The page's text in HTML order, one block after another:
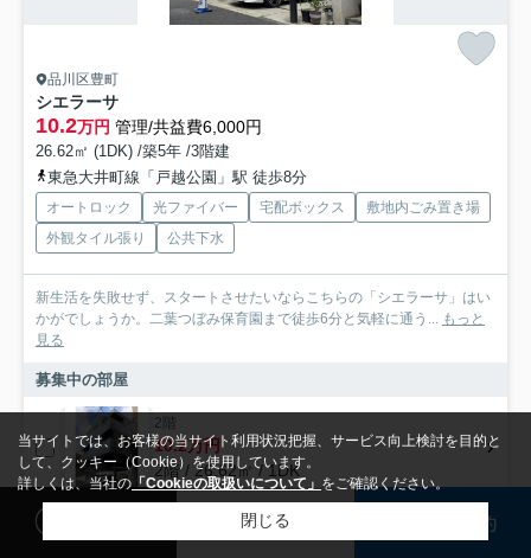
品川区豊町
シエラーサ
10.2万円 管理/共益費6,000円
26.62㎡ (1DK) /築5年 /3階建
東急大井町線「戸越公園」駅 徒歩8分
オートロック 光ファイバー 宅配ボックス
敷地内ごみ置き場
外観タイル張り
公共下水
新生活を失敗せず、スタートさせたいならこちらの「シエラーサ」はい
かがでしょうか。二葉つぼみ保育園まで徒歩6分と気軽に通う... もっと
見る
募集中の部屋
2階
10.2万円
2階 / 26.62㎡ / 1DK
検討リスト 来店予約
当サイトでは、お客様の当サイト利用状況把握、サービス向上検討を目的と
して、クッキー（Cookie）を使用しています。
詳しくは、当社の 「Cookieの取扱いについて」 をご確認ください。
閉じる